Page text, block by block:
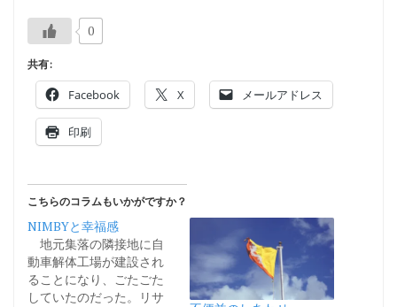
0
共有:
Facebook X メールアドレス
印刷
こちらのコラムもいかがですか？
NIMBYと幸福感
地元集落の隣接地に自
動車解体工場が建設され
ることになり、ごたごた
していたのだった。リサ